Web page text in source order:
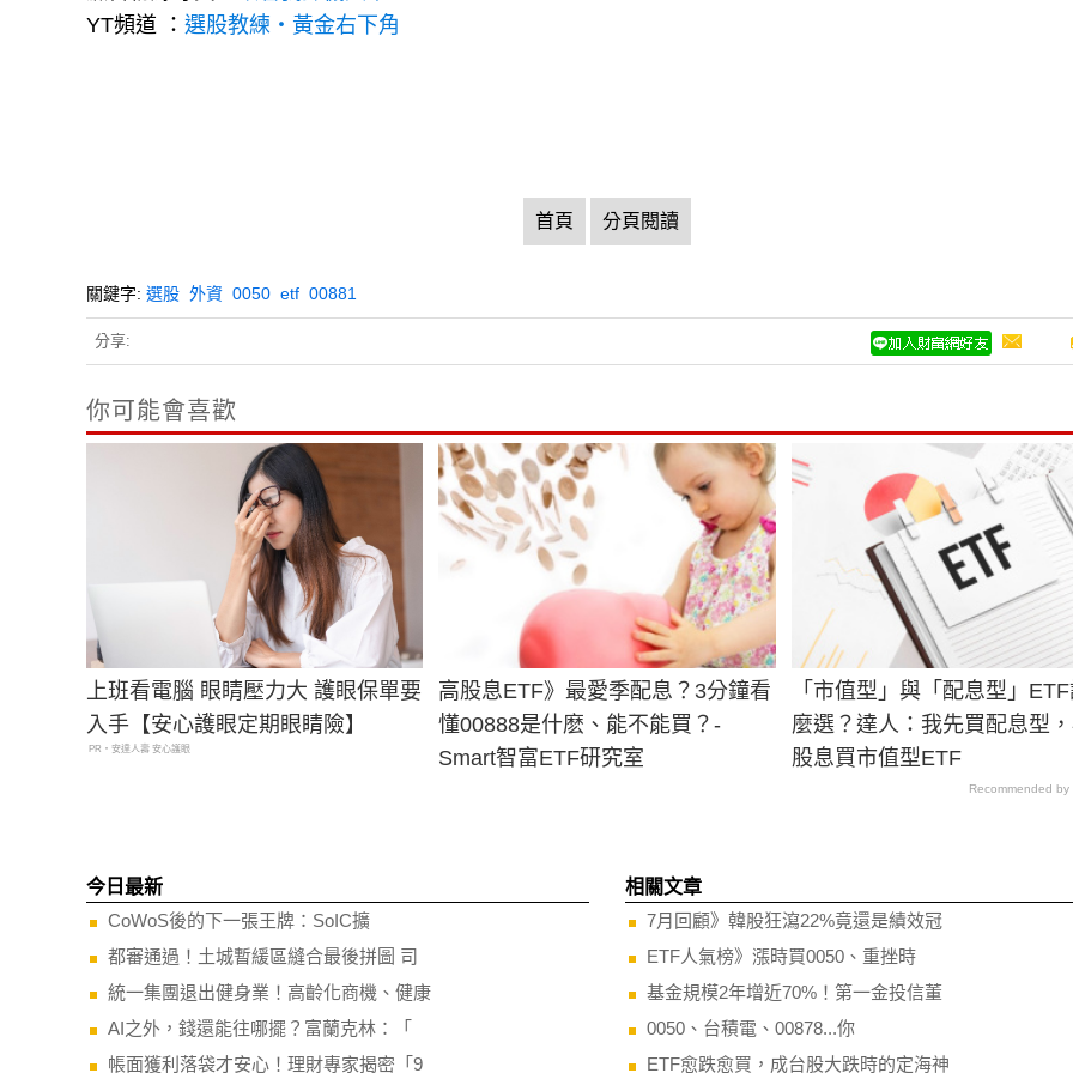
臉書粉絲專頁：跟著我擇機入市
首頁 分頁閱讀
關鍵字: 選股 外資 0050 etf 00881
分享:
你可能會喜歡
上班看電腦 眼睛壓力大 護眼保單要
入手【安心護眼定期眼睛險】
高股息ETF》最愛季配息？3分鐘看
懂00888是什麽、能不能買？-
「市值型」與「配息型」
麼選？達人：我先買配息型
今日最新
CoWoS後的下一張王牌：SoIC擴
都審通過！土城暫緩區縫合最後拼圖 司
統一集團退出健身業！高齡化商機、健康
AI之外，錢還能往哪擺？富蘭克林：「
相關文章
7月回顧》韓股狂瀉22%竟還是績效冠
ETF人氣榜》漲時買0050、重挫時
基金規模2年增近70%！第一金投信董
0050、台積電、00878...你